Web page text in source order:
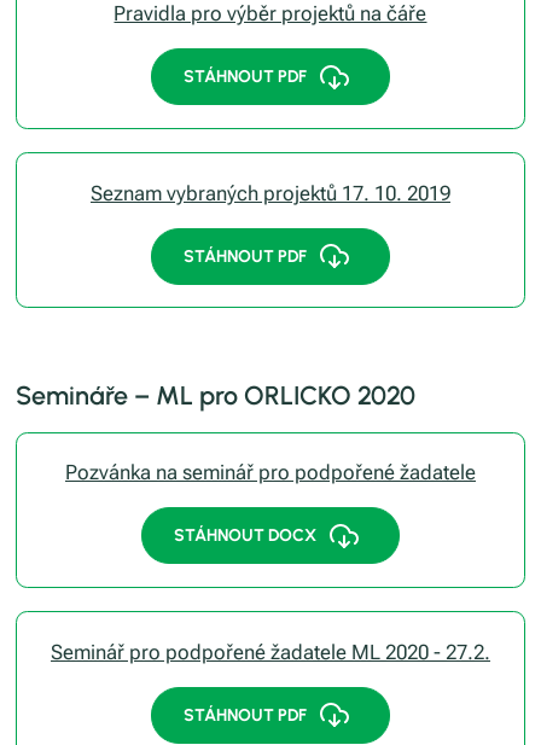
Pravidla pro výběr projektů na čáře
STÁHNOUT PDF
Seznam vybraných projektů 17. 10. 2019
STÁHNOUT PDF
Semináře – ML pro ORLICKO 2020
Pozvánka na seminář pro podpořené žadatele
STÁHNOUT DOCX
Seminář pro podpořené žadatele ML 2020 - 27.2.
STÁHNOUT PDF